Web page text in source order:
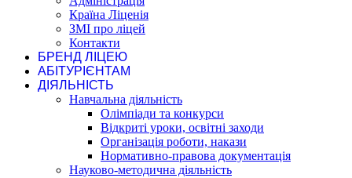
Країна Ліценія
ЗМІ про ліцей
Контакти
БРЕНД ЛІЦЕЮ
АБІТУРІЄНТАМ
ДІЯЛЬНІСТЬ
Навчальна діяльність
Олімпіади та конкурси
Відкриті уроки, освітні заходи
Організація роботи, накази
Нормативно-правова документація
Науково-методична діяльність